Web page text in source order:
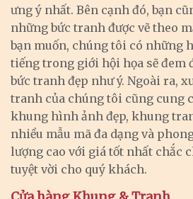
ưng ý nhất. Bên cạnh đó, bạn
những bức tranh được vẽ theo
bạn muốn, chúng tôi có những
tiếng trong giới hội họa sẽ đem
bức tranh đẹp như ý. Ngoài ra,
tranh của chúng tôi cũng cung
khung hình ảnh đẹp, khung
nhiều mẫu mã đa dạng và
lượng cao với giá tốt nhất chắc
tuyệt vời cho quý khách.